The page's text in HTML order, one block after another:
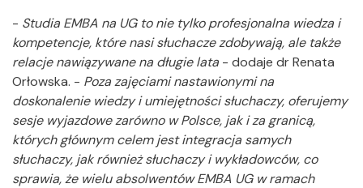
- Studia EMBA na UG to nie tylko profesjonalna wiedza i
kompetencje, które nasi słuchacze zdobywają, ale także
relacje nawiązywane na długie lata - dodaje dr Renata
Orłowska. - Poza zajęciami nastawionymi na
doskonalenie wiedzy i umiejętności słuchaczy, oferujemy
sesje wyjazdowe zarówno w Polsce, jak i za granicą,
których głównym celem jest integracja samych
słuchaczy, jak również słuchaczy i wykładowców, co
sprawia, że wielu absolwentów EMBA UG w ramach